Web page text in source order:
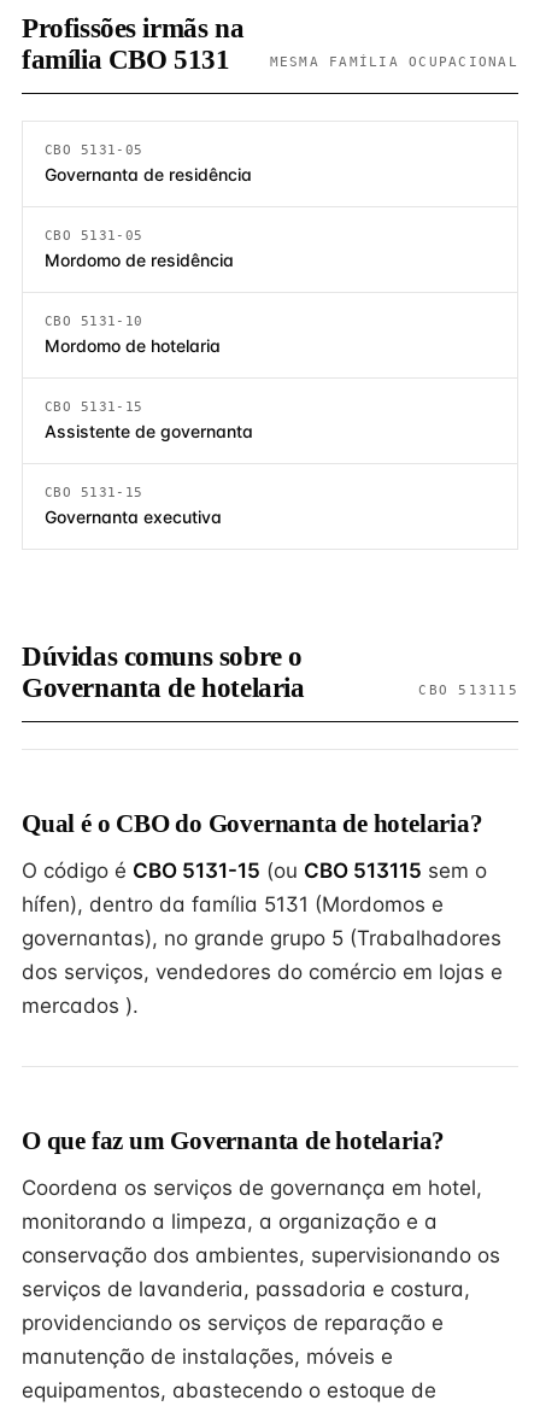
Profissões irmãs na
família CBO 5131
MESMA FAMÍLIA OCUPACIONAL
CBO 5131-05
Governanta de residência
CBO 5131-05
Mordomo de residência
CBO 5131-10
Mordomo de hotelaria
CBO 5131-15
Assistente de governanta
CBO 5131-15
Governanta executiva
Dúvidas comuns sobre o
Governanta de hotelaria
CBO 513115
Qual é o CBO do Governanta de hotelaria?
O código é CBO 5131-15 (ou CBO 513115 sem o
hífen), dentro da família 5131 (Mordomos e
governantas), no grande grupo 5 (Trabalhadores
dos serviços, vendedores do comércio em lojas e
mercados ).
O que faz um Governanta de hotelaria?
Coordena os serviços de governança em hotel,
monitorando a limpeza, a organização e a
conservação dos ambientes, supervisionando os
serviços de lavanderia, passadoria e costura,
providenciando os serviços de reparação e
manutenção de instalações, móveis e
equipamentos, abastecendo o estoque de